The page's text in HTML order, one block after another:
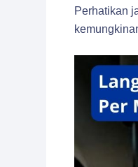
Perhatikan